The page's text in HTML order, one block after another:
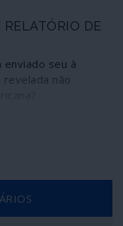
DE
seu à
não